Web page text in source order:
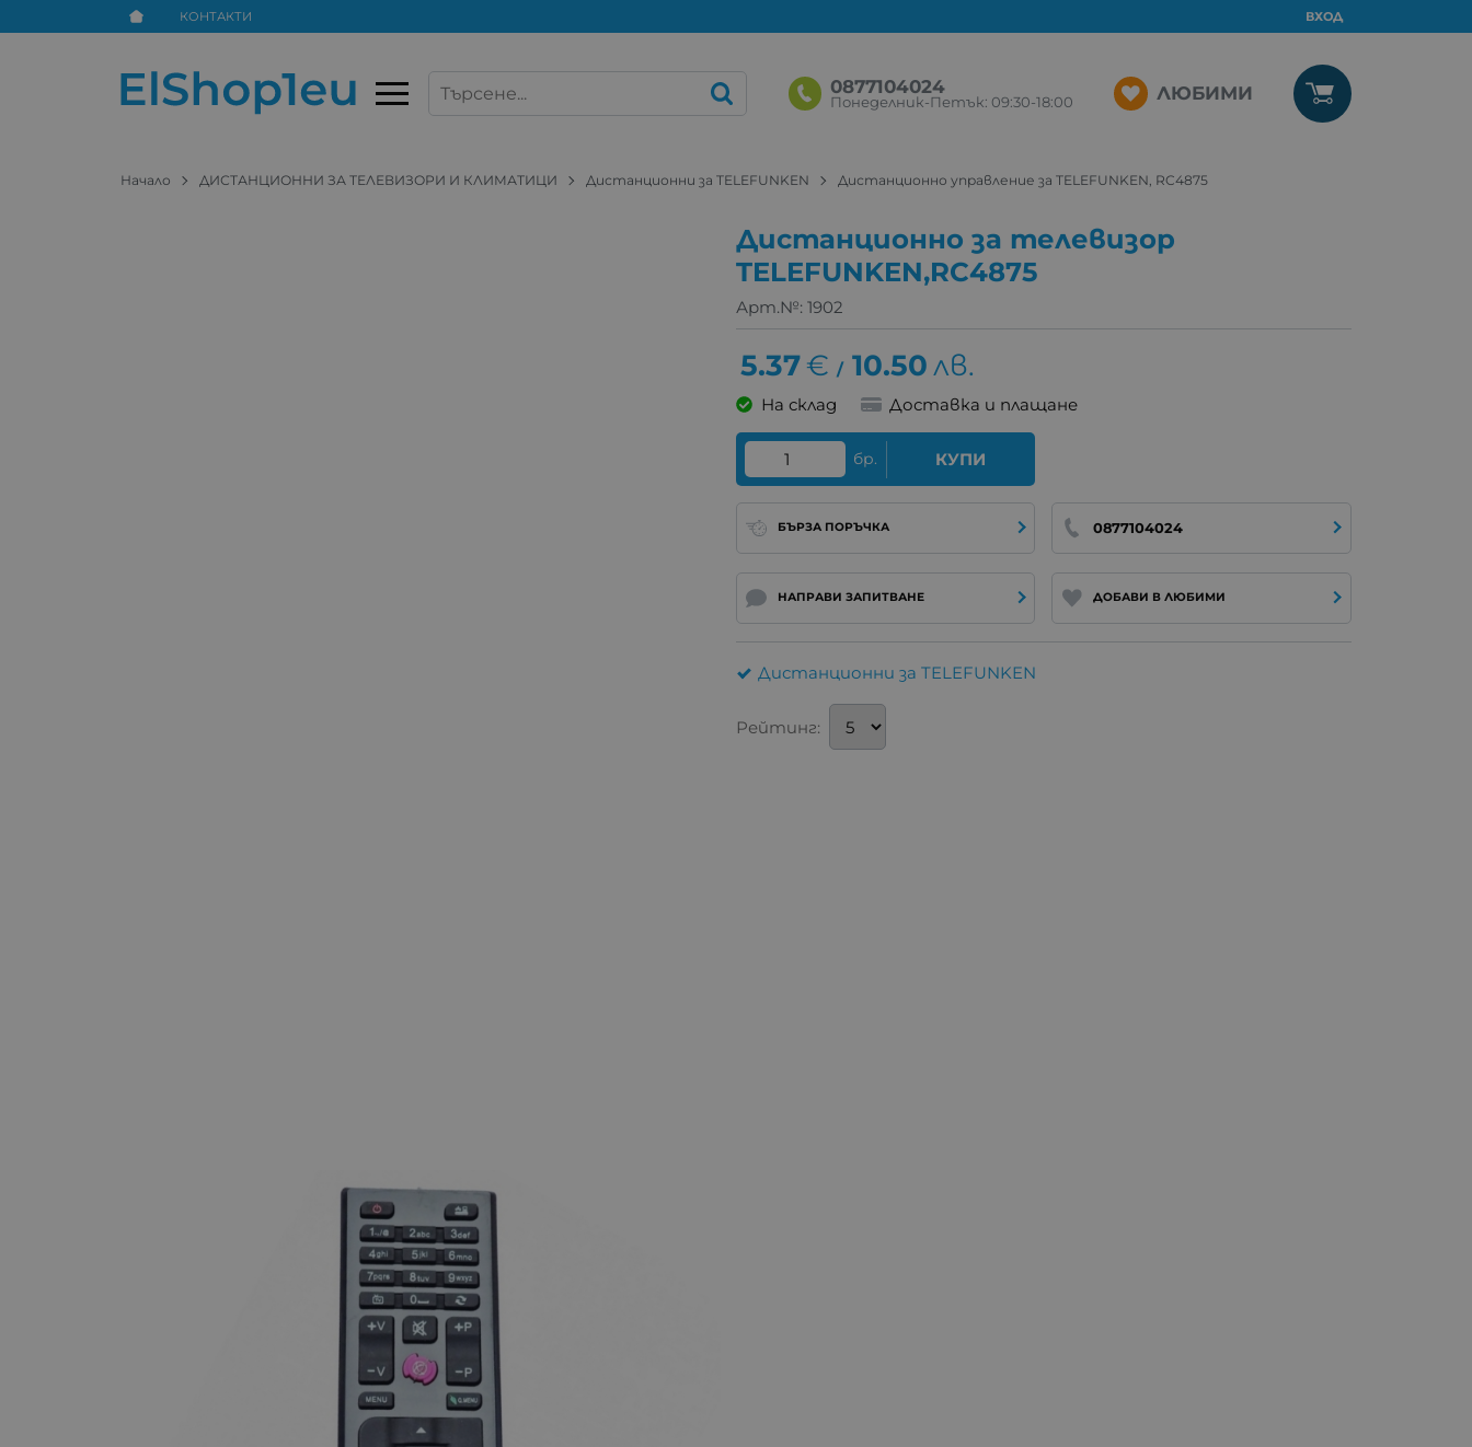
КОНТАКТИ ВХОД
0877104024
Понеделник-Петък: 09:30-18:00 ЛЮБИМИ
Начало ДИСТАНЦИОННИ ЗА ТЕЛЕВИЗОРИ И КЛИМАТИЦИ Дистанционни за TELEFUNKEN Дистанционно управление за TELEFUNKEN, RC4875
Дистанционно за телевизор
TELEFUNKEN,RC4875
Арт.№: 1902
5.37€ / 10.50лв.
На склад Доставка и плащане
бр. КУПИ
БЪРЗА ПОРЪЧКА 0877104024
НАПРАВИ ЗАПИТВАНЕ ДОБАВИ В ЛЮБИМИ
Дистанционни за TELEFUNKEN
Рейтинг: